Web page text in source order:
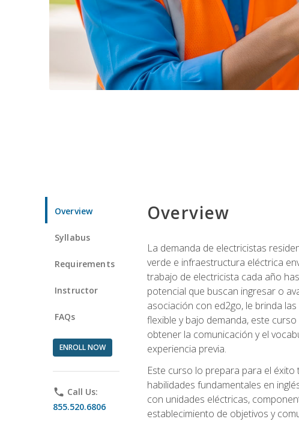
Overview
Syllabus
Requirements
Instructor
FAQs
ENROLL NOW
phone Call Us:
855.520.6806
Overview
La demanda de electricistas
verde e infraestructura eléctrica
trabajo de electricista cada año
potencial que buscan ingresar o
asociación con ed2go, le brinda
flexible y bajo demanda, este
obtener la comunicación y el
experiencia previa.
Este curso lo prepara para el
habilidades fundamentales en
con unidades eléctricas,
establecimiento de objetivos y